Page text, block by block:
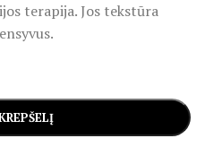
terapija. Jos tekstūra